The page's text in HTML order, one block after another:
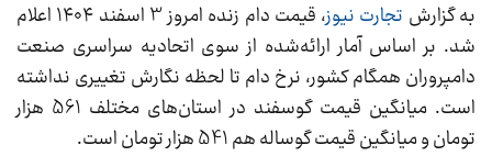
به گزارش تجارت نیوز
، قیمت دام زنده امروز 3 اسفند ۱۴۰۴ اعلام
شد. بر اساس آمار ارائه‌شده از سوی اتحادیه سراسری صنعت
دامپروران همگام کشور، نرخ دام تا لحظه نگارش تغییری نداشته
است. میانگین قیمت گوسفند در استان‌های مختلف 561 هزار
تومان و میانگین قیمت گوساله هم 541 هزار تومان است.